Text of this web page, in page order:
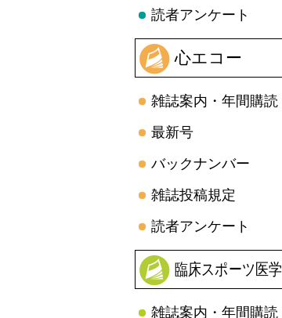
読者アンケート
心エコー
雑誌案内・年間購読
最新号
バックナンバー
雑誌投稿規定
読者アンケート
臨床スポーツ医学
雑誌案内・年間購読